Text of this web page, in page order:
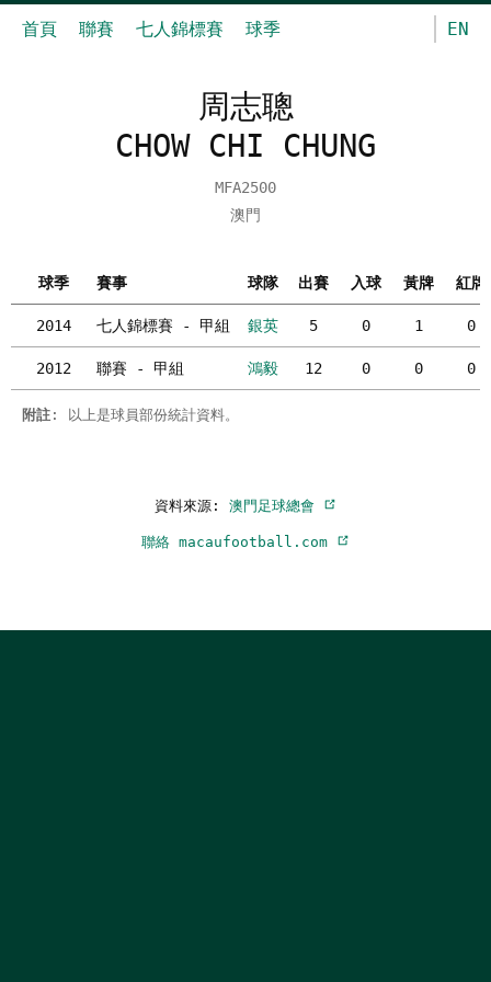
首頁 聯賽 七人錦標賽 球季 EN
周志聰
CHOW CHI CHUNG
MFA2500
澳門
球季 賽事 球隊 出賽 入球 黃牌 紅牌
2014 七人錦標賽 - 甲組 銀英 5 0 1 0
2012 聯賽 - 甲組 鴻毅 12 0 0 0
附註 : 以上是球員部份統計資料。
資料來源: 澳門足球總會
聯絡 macaufootball.com